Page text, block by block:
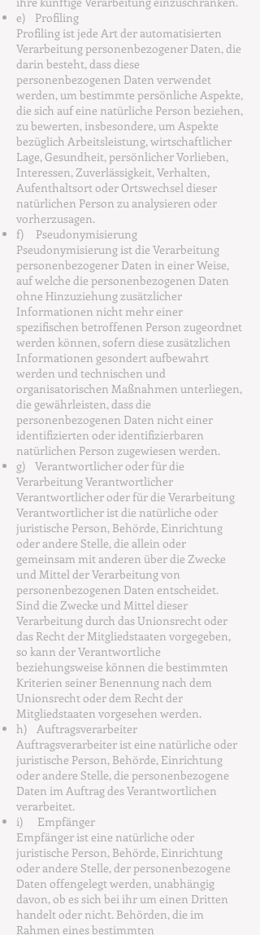
e) Profiling
Profiling ist jede Art der automatisierten
Verarbeitung personenbezogener Daten, die
darin besteht, dass diese
personenbezogenen Daten verwendet
werden, um bestimmte persönliche Aspekte,
die sich auf eine natürliche Person beziehen,
zu bewerten, insbesondere, um Aspekte
bezüglich Arbeitsleistung, wirtschaftlicher
Lage, Gesundheit, persönlicher Vorlieben,
Interessen, Zuverlässigkeit, Verhalten,
Aufenthaltsort oder Ortswechsel dieser
natürlichen Person zu analysieren oder
vorherzusagen.
f) Pseudonymisierung
Pseudonymisierung ist die Verarbeitung
personenbezogener Daten in einer Weise,
auf welche die personenbezogenen Daten
ohne Hinzuziehung zusätzlicher
Informationen nicht mehr einer
spezifischen betroffenen Person zugeordnet
werden können, sofern diese zusätzlichen
Informationen gesondert aufbewahrt
werden und technischen und
organisatorischen Maßnahmen unterliegen,
die gewährleisten, dass die
personenbezogenen Daten nicht einer
identifizierten oder identifizierbaren
natürlichen Person zugewiesen werden.
g) Verantwortlicher oder für die
Verarbeitung Verantwortlicher
Verantwortlicher oder für die Verarbeitung
Verantwortlicher ist die natürliche oder
juristische Person, Behörde, Einrichtung
oder andere Stelle, die allein oder
gemeinsam mit anderen über die Zwecke
und Mittel der Verarbeitung von
personenbezogenen Daten entscheidet.
Sind die Zwecke und Mittel dieser
Verarbeitung durch das Unionsrecht oder
das Recht der Mitgliedstaaten vorgegeben,
so kann der Verantwortliche
beziehungsweise können die bestimmten
Kriterien seiner Benennung nach dem
Unionsrecht oder dem Recht der
Mitgliedstaaten vorgesehen werden.
h) Auftragsverarbeiter
Auftragsverarbeiter ist eine natürliche oder
juristische Person, Behörde, Einrichtung
oder andere Stelle, die personenbezogene
Daten im Auftrag des Verantwortlichen
verarbeitet.
i) Empfänger
Empfänger ist eine natürliche oder
juristische Person, Behörde, Einrichtung
oder andere Stelle, der personenbezogene
Daten offengelegt werden, unabhängig
davon, ob es sich bei ihr um einen Dritten
handelt oder nicht. Behörden, die im
Rahmen eines bestimmten